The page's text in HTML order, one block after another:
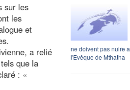
sur les
les
et
a relié
que la
: «
ne doivent pas nuire
l'Evêque de Mthatha